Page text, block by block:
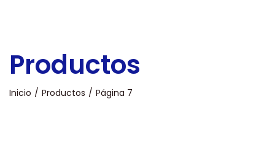
Productos
Inicio / Productos / Página 7